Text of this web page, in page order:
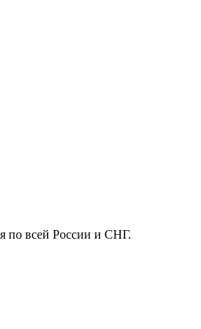
по всей России и СНГ.